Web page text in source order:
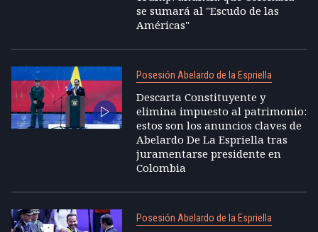
se sumará al "Escudo de las
Américas"
Posesión Abelardo de la Espriella
Descarta Constituyente y
elimina impuesto al patrimonio:
estos son los anuncios claves de
Abelardo De La Espriella tras
juramentarse presidente en
Colombia
Posesión Abelardo de la Espriella